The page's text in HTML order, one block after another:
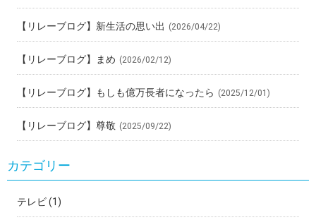
【リレーブログ】新生活の思い出 (2026/04/22)
【リレーブログ】まめ (2026/02/12)
【リレーブログ】もしも億万長者になったら (2025/12/01)
【リレーブログ】尊敬 (2025/09/22)
カテゴリー
テレビ(1)